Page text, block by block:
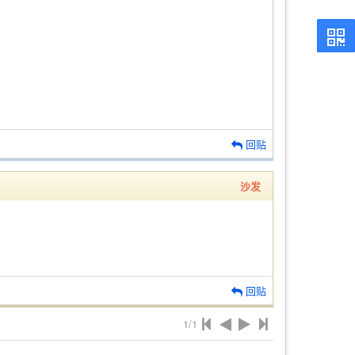
回贴
沙发
回贴
1/1